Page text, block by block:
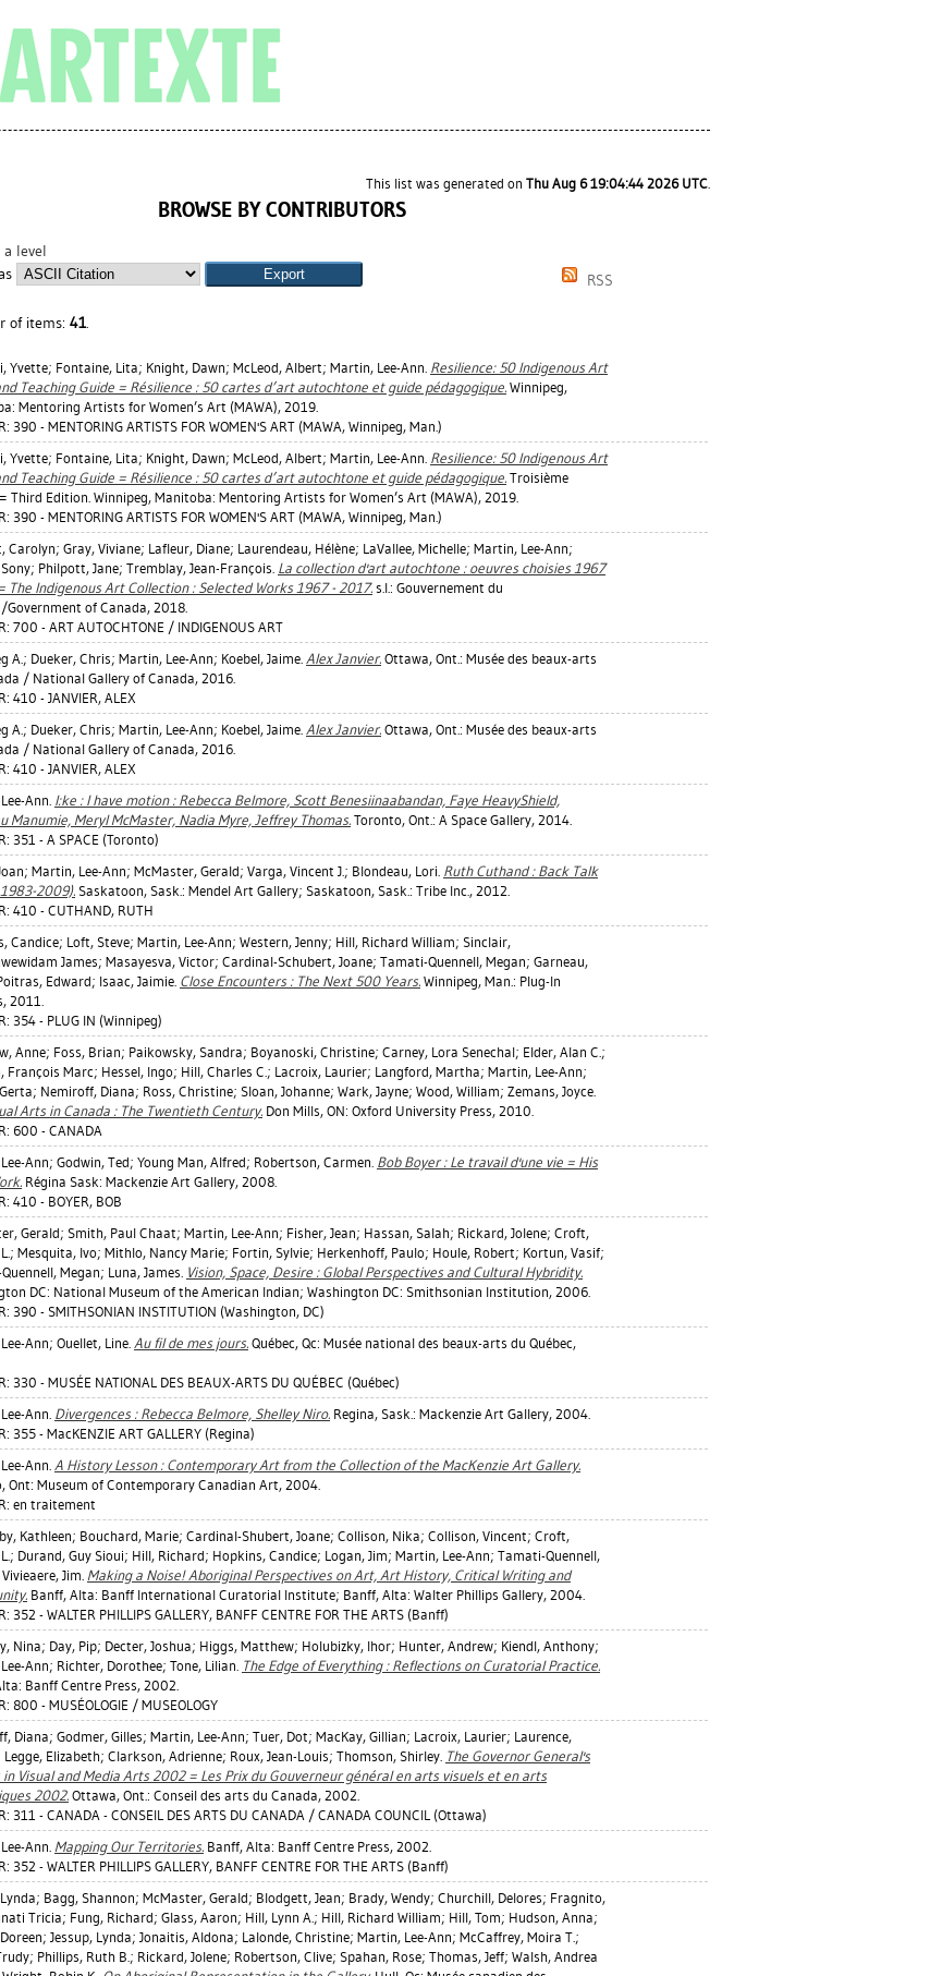
This list was generated on Thu Aug 6 19:04:44 2026 UTC.
BROWSE BY CONTRIBUTORS
a level
RSS
of items: 41.
Yvette; Fontaine, Lita; Knight, Dawn; McLeod, Albert; Martin, Lee-Ann. Resilience: 50 Indigenous Art
Teaching Guide = Résilience : 50 cartes d’art autochtone et guide pédagogique. Winnipeg,
Mentoring Artists for Women’s Art (MAWA), 2019.
390 - MENTORING ARTISTS FOR WOMEN'S ART (MAWA, Winnipeg, Man.)
Yvette; Fontaine, Lita; Knight, Dawn; McLeod, Albert; Martin, Lee-Ann. Resilience: 50 Indigenous Art
Teaching Guide = Résilience : 50 cartes d’art autochtone et guide pédagogique. Troisième
Third Edition. Winnipeg, Manitoba: Mentoring Artists for Women’s Art (MAWA), 2019.
390 - MENTORING ARTISTS FOR WOMEN'S ART (MAWA, Winnipeg, Man.)
Carolyn; Gray, Viviane; Lafleur, Diane; Laurendeau, Hélène; LaVallee, Michelle; Martin, Lee-Ann;
; Philpott, Jane; Tremblay, Jean-François. La collection d'art autochtone : oeuvres choisies 1967
The Indigenous Art Collection : Selected Works 1967 - 2017. s.l.: Gouvernement du
Government of Canada, 2018.
700 - ART AUTOCHTONE / INDIGENOUS ART
A.; Dueker, Chris; Martin, Lee-Ann; Koebel, Jaime. Alex Janvier. Ottawa, Ont.: Musée des beaux-arts
/ National Gallery of Canada, 2016.
410 - JANVIER, ALEX
A.; Dueker, Chris; Martin, Lee-Ann; Koebel, Jaime. Alex Janvier. Ottawa, Ont.: Musée des beaux-arts
/ National Gallery of Canada, 2016.
410 - JANVIER, ALEX
Ann. I:ke : I have motion : Rebecca Belmore, Scott Benesiinaabandan, Faye HeavyShield,
Manumie, Meryl McMaster, Nadia Myre, Jeffrey Thomas. Toronto, Ont.: A Space Gallery, 2014.
351 - A SPACE (Toronto)
; Martin, Lee-Ann; McMaster, Gerald; Varga, Vincent J.; Blondeau, Lori. Ruth Cuthand : Back Talk
2009). Saskatoon, Sask.: Mendel Art Gallery; Saskatoon, Sask.: Tribe Inc., 2012.
410 - CUTHAND, RUTH
Candice; Loft, Steve; Martin, Lee-Ann; Western, Jenny; Hill, Richard William; Sinclair,
James; Masayesva, Victor; Cardinal-Schubert, Joane; Tamati-Quennell, Megan; Garneau,
Edward; Isaac, Jaimie. Close Encounters : The Next 500 Years. Winnipeg, Man.: Plug-In
2011.
354 - PLUG IN (Winnipeg)
Anne; Foss, Brian; Paikowsky, Sandra; Boyanoski, Christine; Carney, Lora Senechal; Elder, Alan C.;
François Marc; Hessel, Ingo; Hill, Charles C.; Lacroix, Laurier; Langford, Martha; Martin, Lee-Ann;
; Nemiroff, Diana; Ross, Christine; Sloan, Johanne; Wark, Jayne; Wood, William; Zemans, Joyce.
Arts in Canada : The Twentieth Century. Don Mills, ON: Oxford University Press, 2010.
600 - CANADA
Ann; Godwin, Ted; Young Man, Alfred; Robertson, Carmen. Bob Boyer : Le travail d'une vie = His
Régina Sask: Mackenzie Art Gallery, 2008.
410 - BOYER, BOB
Gerald; Smith, Paul Chaat; Martin, Lee-Ann; Fisher, Jean; Hassan, Salah; Rickard, Jolene; Croft,
; Mesquita, Ivo; Mithlo, Nancy Marie; Fortin, Sylvie; Herkenhoff, Paulo; Houle, Robert; Kortun, Vasif;
Megan; Luna, James. Vision, Space, Desire : Global Perspectives and Cultural Hybridity.
DC: National Museum of the American Indian; Washington DC: Smithsonian Institution, 2006.
390 - SMITHSONIAN INSTITUTION (Washington, DC)
Ann; Ouellet, Line. Au fil de mes jours. Québec, Qc: Musée national des beaux-arts du Québec,
330 - MUSÉE NATIONAL DES BEAUX-ARTS DU QUÉBEC (Québec)
Ann. Divergences : Rebecca Belmore, Shelley Niro. Regina, Sask.: Mackenzie Art Gallery, 2004.
355 - MacKENZIE ART GALLERY (Regina)
Ann. A History Lesson : Contemporary Art from the Collection of the MacKenzie Art Gallery.
Ont: Museum of Contemporary Canadian Art, 2004.
en traitement
Kathleen; Bouchard, Marie; Cardinal-Shubert, Joane; Collison, Nika; Collison, Vincent; Croft,
; Durand, Guy Sioui; Hill, Richard; Hopkins, Candice; Logan, Jim; Martin, Lee-Ann; Tamati-Quennell,
Vivieaere, Jim. Making a Noise! Aboriginal Perspectives on Art, Art History, Critical Writing and
Banff, Alta: Banff International Curatorial Institute; Banff, Alta: Walter Phillips Gallery, 2004.
352 - WALTER PHILLIPS GALLERY, BANFF CENTRE FOR THE ARTS (Banff)
Nina; Day, Pip; Decter, Joshua; Higgs, Matthew; Holubizky, Ihor; Hunter, Andrew; Kiendl, Anthony;
Ann; Richter, Dorothee; Tone, Lilian. The Edge of Everything : Reflections on Curatorial Practice.
Banff Centre Press, 2002.
800 - MUSÉOLOGIE / MUSEOLOGY
Diana; Godmer, Gilles; Martin, Lee-Ann; Tuer, Dot; MacKay, Gillian; Lacroix, Laurier; Laurence,
Legge, Elizabeth; Clarkson, Adrienne; Roux, Jean-Louis; Thomson, Shirley. The Governor General's
in Visual and Media Arts 2002 = Les Prix du Gouverneur général en arts visuels et en arts
2002.Ottawa, Ont.: Conseil des arts du Canada, 2002.
311 - CANADA - CONSEIL DES ARTS DU CANADA / CANADA COUNCIL (Ottawa)
Ann. Mapping Our Territories. Banff, Alta: Banff Centre Press, 2002.
352 - WALTER PHILLIPS GALLERY, BANFF CENTRE FOR THE ARTS (Banff)
; Bagg, Shannon; McMaster, Gerald; Blodgett, Jean; Brady, Wendy; Churchill, Delores; Fragnito,
Tricia; Fung, Richard; Glass, Aaron; Hill, Lynn A.; Hill, Richard William; Hill, Tom; Hudson, Anna;
; Jessup, Lynda; Jonaitis, Aldona; Lalonde, Christine; Martin, Lee-Ann; McCaffrey, Moira T.;
; Phillips, Ruth B.; Rickard, Jolene; Robertson, Clive; Spahan, Rose; Thomas, Jeff; Walsh, Andrea